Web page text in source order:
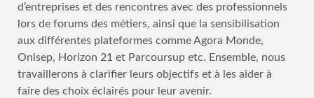
d’entreprises et des rencontres avec des professionnels
lors de forums des métiers, ainsi que la sensibilisation
aux différentes plateformes comme Agora Monde,
Onisep, Horizon 21 et Parcoursup etc. Ensemble, nous
travaillerons à clarifier leurs objectifs et à les aider à
faire des choix éclairés pour leur avenir.